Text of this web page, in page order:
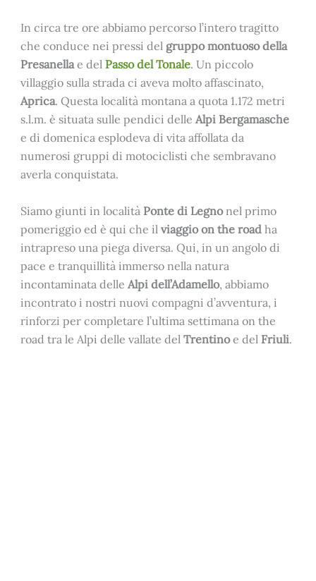
In circa tre ore abbiamo percorso l’intero tragitto
che conduce nei pressi del gruppo montuoso della
Presanellae del Passo del Tonale. Un piccolo
villaggio sulla strada ci aveva molto affascinato,
Aprica. Questa località montana a quota 1.172 metri
s.l.m. è situata sulle pendici delle Alpi Bergamasche
e di domenica esplodeva di vita affollata da
numerosi gruppi di motociclisti che sembravano
averla conquistata.
Siamo giunti in località Ponte di Legnonel primo
pomeriggio ed è qui che il viaggio on the roadha
intrapreso una piega diversa. Qui, in un angolo di
pace e tranquillità immerso nella natura
incontaminata delle Alpi dell’Adamello, abbiamo
incontrato i nostri nuovi compagni d’avventura, i
rinforzi per completare l’ultima settimana on the
road tra le Alpi delle vallate del Trentinoe del Friuli.